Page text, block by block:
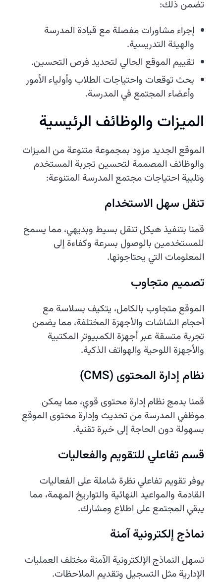
تضمن ذلك:
إجراء مشاورات مفصلة مع قيادة المدرسة
والهيئة التدريسية.
تقييم الموقع الحالي لتحديد فرص التحسين.
بحث توقعات واحتياجات الطلاب وأولياء الأمور
وأعضاء المجتمع في المدرسة.
الميزات والوظائف الرئيسية
الموقع الجديد مزود بمجموعة متنوعة من الميزات
والوظائف المصممة لتحسين تجربة المستخدم
وتلبية احتياجات مجتمع المدرسة المتنوعة:
تنقل سهل الاستخدام
قمنا بتنفيذ هيكل تنقل بسيط وبديهي، مما يسمح
للمستخدمين بالوصول بسرعة وكفاءة إلى
المعلومات التي يحتاجونها.
تصميم متجاوب
الموقع متجاوب بالكامل، يتكيف بسلاسة مع
أحجام الشاشات والأجهزة المختلفة، مما يضمن
تجربة متسقة عبر أجهزة الكمبيوتر المكتبية
والأجهزة اللوحية والهواتف الذكية.
نظام إدارة المحتوى (CMS)
قمنا بدمج نظام إدارة محتوى قوي، مما يمكن
موظفي المدرسة من تحديث وإدارة محتوى الموقع
بسهولة دون الحاجة إلى خبرة تقنية.
قسم تفاعلي للتقويم والفعاليات
يوفر تقويم تفاعلي نظرة شاملة على الفعاليات
القادمة والمواعيد النهائية والتواريخ المهمة، مما
يبقي المجتمع على اطلاع ومشارك.
نماذج إلكترونية آمنة
تسهل النماذج الإلكترونية الآمنة مختلف العمليات
الإدارية مثل التسجيل وتقديم الملاحظات.